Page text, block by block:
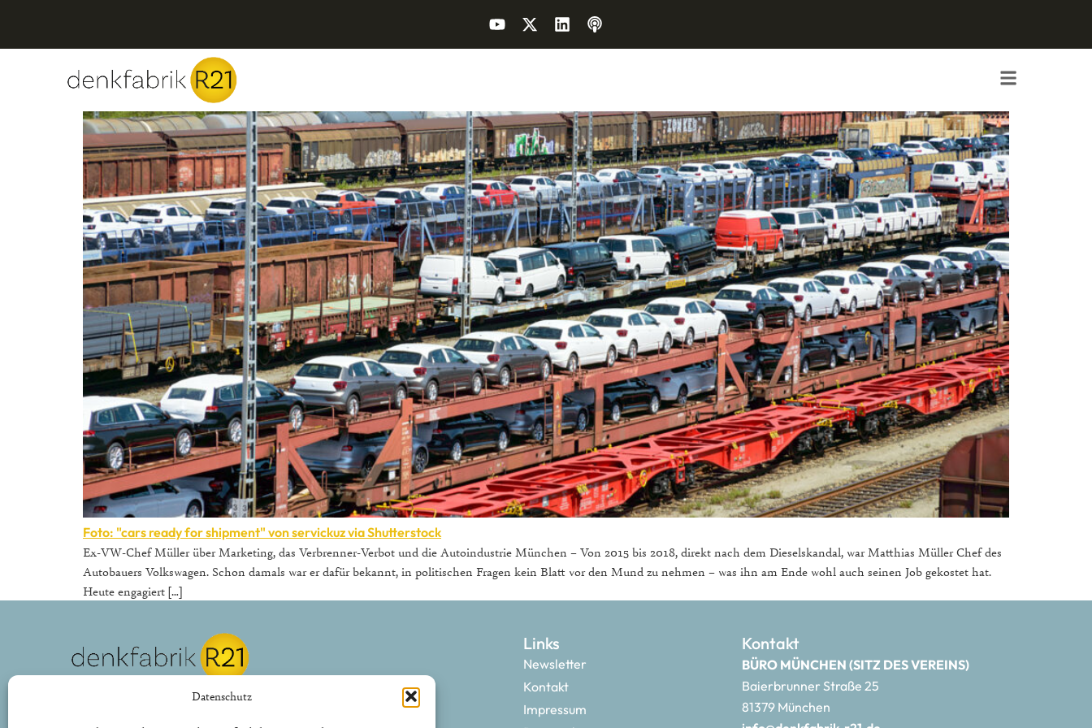
Datenschutz
Foto: "cars ready for shipment" von servickuz viaShutterstock
Ex-VW-Chef Müller über Marketing, das Verbrenner-Verbot und die Autoindustrie München – Von 2015 bis 2018, direkt nach dem Dieselskandal, war Matthias Müller Chef des
Autobauers Volkswagen. Schon damals war er dafür bekannt, in politischen Fragen kein Blatt vor den Mund zu nehmen – was ihn am Ende wohl auch seinen Job gekostet hat.
Heute engagiert […]
Links
Newsletter
Kontakt
Impressum
Kontakt
BÜRO MÜNCHEN (SITZ DES VEREINS)
Baierbrunner Straße 25
81379 München